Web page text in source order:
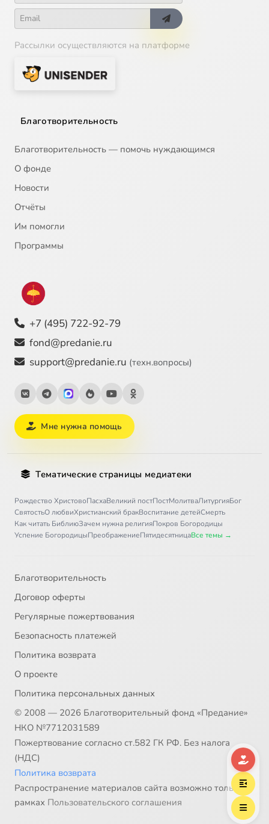
Рассылки осуществляются на платформе
Благотворительность
Благотворительность — помочь нуждающимся
О фонде
Новости
Отчёты
Им помогли
Программы
+7 (495) 722-92-79
fond@predanie.ru
support@predanie.ru (техн.вопросы)
Мне нужна помощь
Тематические страницы медиатеки
Рождество ХристовоПасхаВеликий постПостМолитваЛитургияБог
СвятостьО любвиХристианский бракВоспитание детейСмерть
Как читать БиблиюЗачем нужна религияПокров Богородицы
Успение БогородицыПреображениеПятидесятницаВсе темы →
Благотворительность
Договор оферты
Регулярные пожертвования
Безопасность платежей
Политика возврата
О проекте
Политика персональных данных
© 2008 — 2026 Благотворительный фонд «Предание»
НКО №7712031589
Пожертвование согласно ст.582 ГК РФ. Без налога
(НДС)
Политика возврата
Распространение материалов сайта возможно только в
рамках Пользовательского соглашения